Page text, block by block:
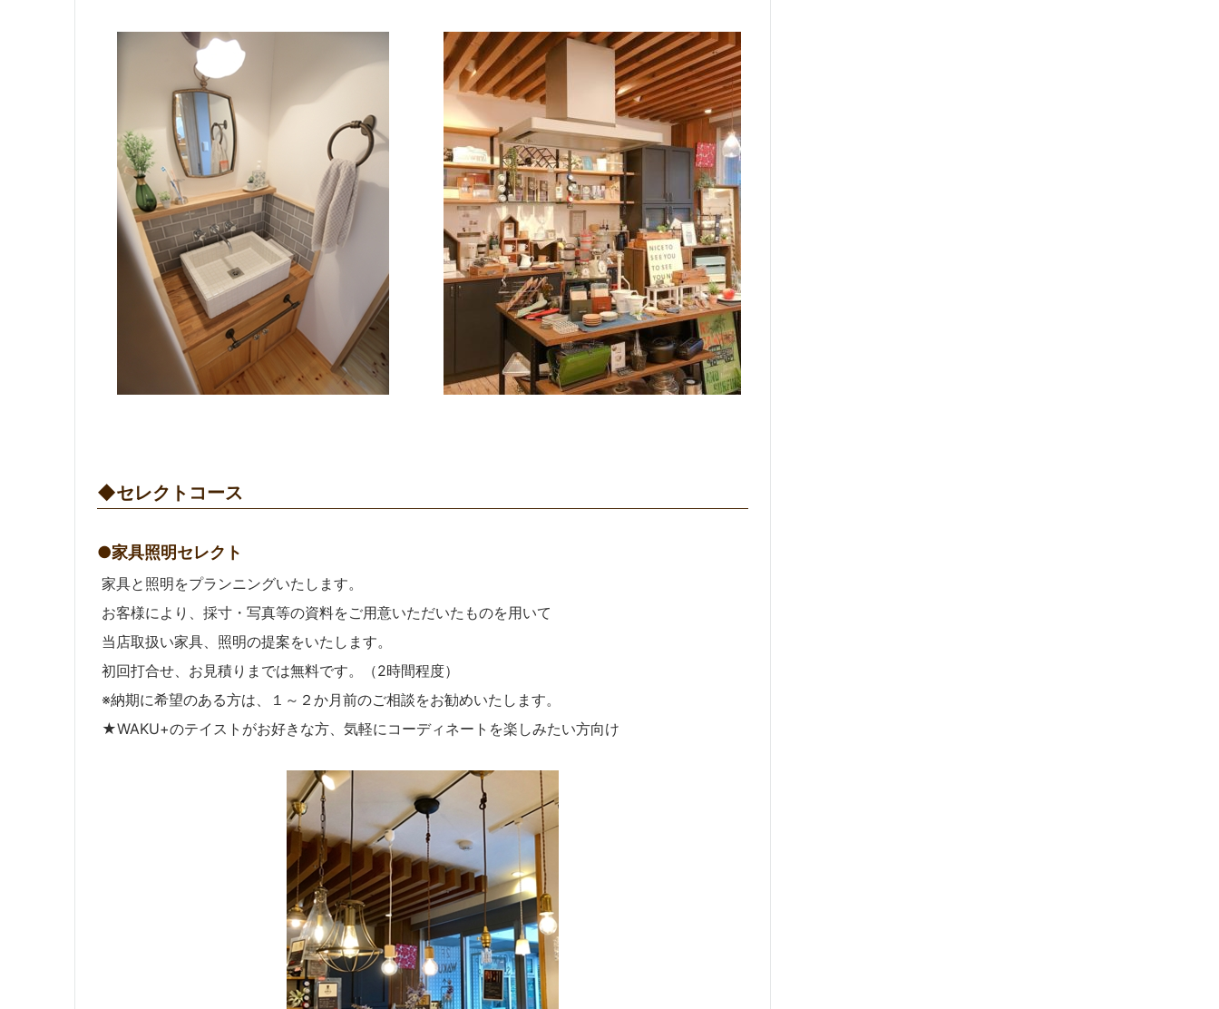
◆セレクトコース
●家具照明セレクト
家具と照明をプランニングいたします。
お客様により、採寸・写真等の資料をご用意いただいたものを用いて
当店取扱い家具、照明の提案をいたします。
初回打合せ、お見積りまでは無料です。（2時間程度）
※納期に希望のある方は、１～２か月前のご相談をお勧めいたします。
★WAKU+のテイストがお好きな方、気軽にコーディネートを楽しみたい方向け